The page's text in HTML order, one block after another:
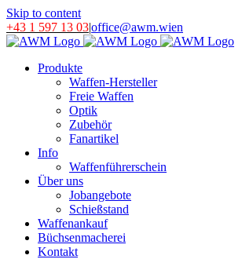
Skip to content
+43 1 597 13 03|office@awm.wien
Produkte
Waffen-Hersteller
Freie Waffen
Optik
Zubehör
Fanartikel
Info
Waffenführerschein
Über uns
Jobangebote
Schießstand
Waffenankauf
Büchsenmacherei
Kontakt